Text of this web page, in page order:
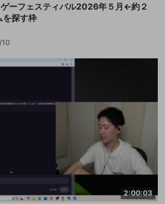
ーフェスティバル2026年５月←約２
を探す枠
2:00:03